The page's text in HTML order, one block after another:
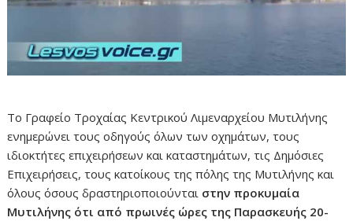
Το Γραφείο Τροχαίας Κεντρικού Λιμεναρχείου Μυτιλήνης
ενημερώνει τους οδηγούς όλων των οχημάτων, τους
ιδιοκτήτες επιχειρήσεων και καταστημάτων, τις Δημόσιες
Επιχειρήσεις, τους κατοίκους της πόλης της Μυτιλήνης και
όλους όσους δραστηριοποιούνται στην προκυμαία
Μυτιλήνης ότι από πρωινές ώρες της Παρασκευής 20-